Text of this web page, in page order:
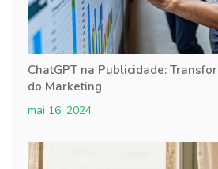
ChatGPT na Publicidade:
do Marketing
mai 16, 2024